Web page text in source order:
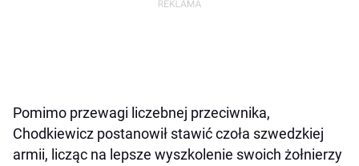
Pomimo przewagi liczebnej przeciwnika,
Chodkiewicz postanowił stawić czoła szwedzkiej
armii, licząc na lepsze wyszkolenie swoich żołnierzy